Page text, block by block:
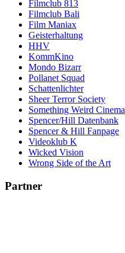
Filmclub 813
Filmclub Bali
Film Maniax
Geisterhaltung
HHV
KommKino
Mondo Bizarr
Pollanet Squad
Schattenlichter
Sheer Terror Society
Something Weird Cinema
Spencer/Hill Datenbank
Spencer & Hill Fanpage
Videoklub K
Wicked Vision
Wrong Side of the Art
Partner